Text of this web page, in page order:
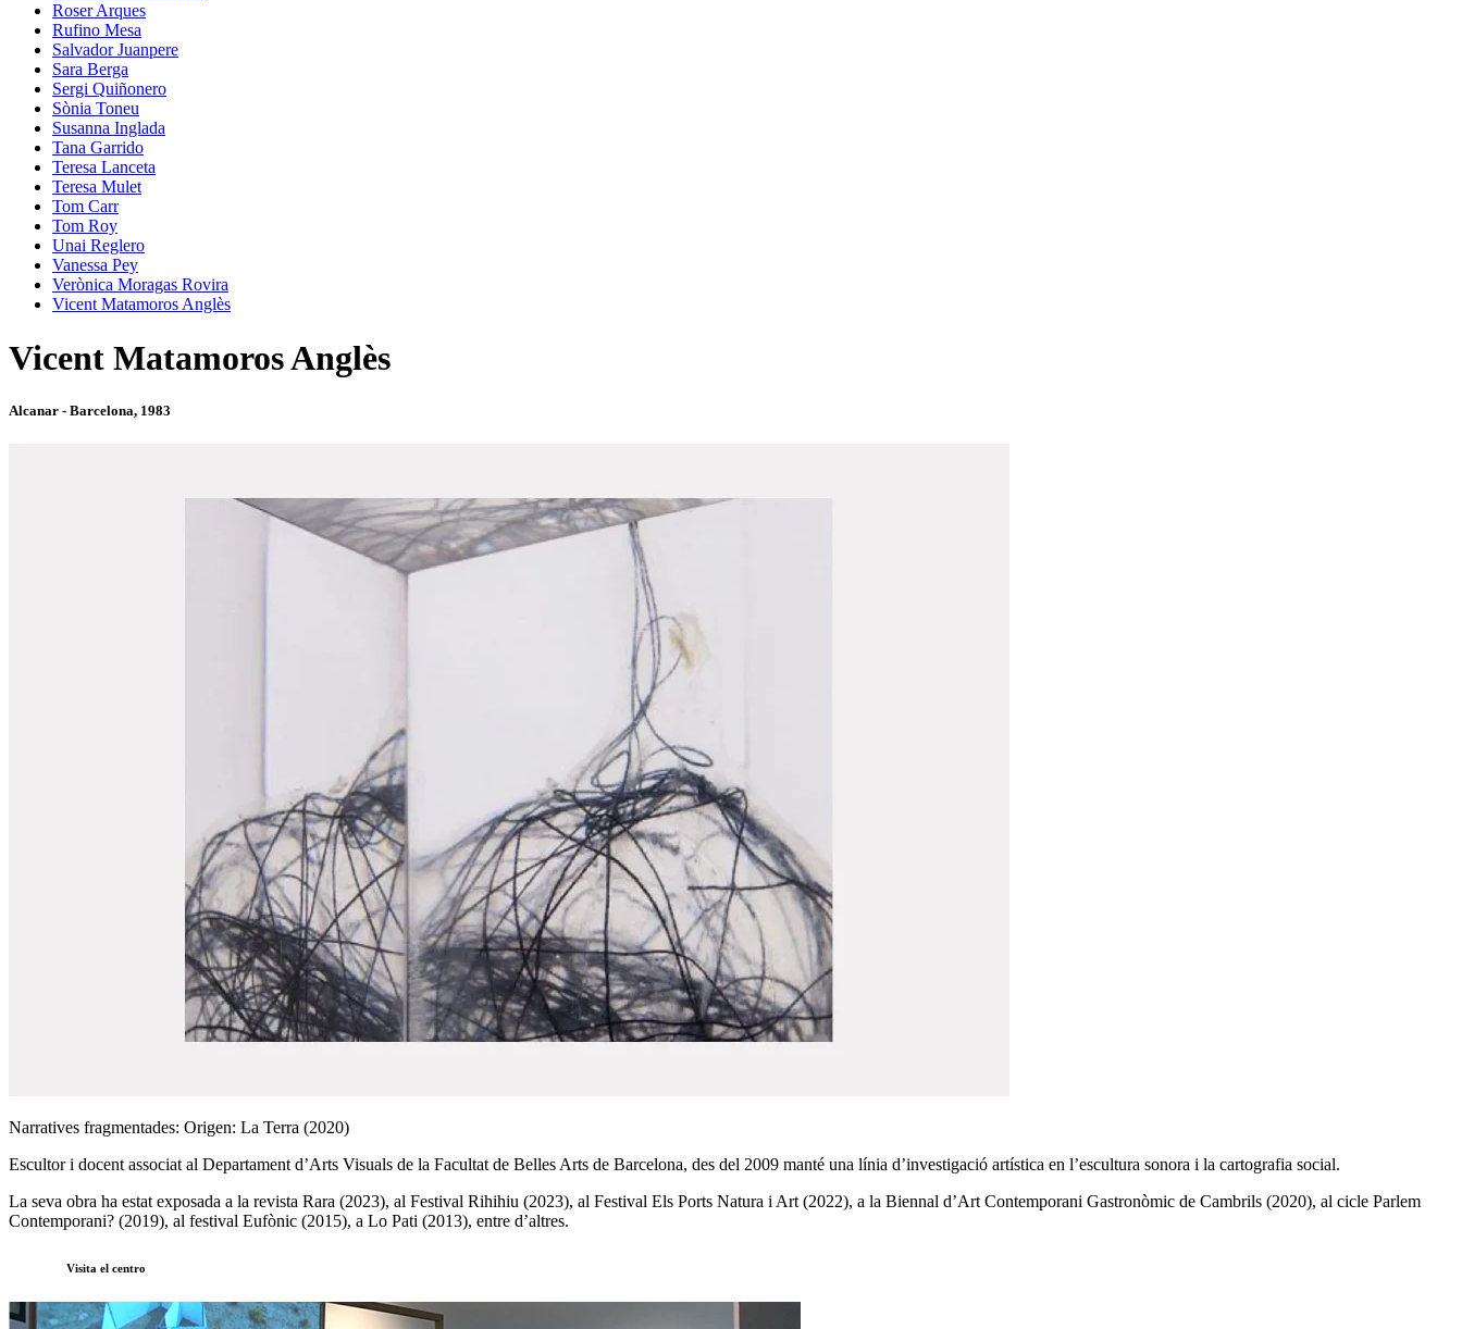
Roser Arques
Rufino Mesa
Salvador Juanpere
Sara Berga
Sergi Quiñonero
Sònia Toneu
Susanna Inglada
Tana Garrido
Teresa Lanceta
Teresa Mulet
Tom Carr
Tom Roy
Unai Reglero
Vanessa Pey
Verònica Moragas Rovira
Vicent Matamoros Anglès
Vicent Matamoros Anglès
Alcanar - Barcelona, 1983
Narratives fragmentades: Origen: La Terra (2020)
Escultor i docent associat al Departament d’Arts Visuals de la Facultat de Belles Arts de Barcelona, des del 2009 manté una línia d’investigació artística en l’escultura sonora i la cartografia social.
La seva obra ha estat exposada a la revista Rara (2023), al Festival Rihihiu (2023), al Festival Els Ports Natura i Art (2022), a la Biennal d’Art Contemporani Gastronòmic de Cambrils (2020), al cicle Parlem
Contemporani? (2019), al festival Eufònic (2015), a Lo Pati (2013), entre d’altres.
Visita el centro